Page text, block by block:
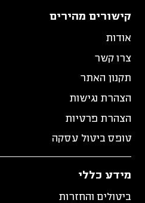
קישורים מהירים
אודות
צרו קשר
תקנון האתר
הצהרת נגישות
הצהרת פרטיות
טופס ביטול עסקה
מידע כללי
ביטולים והחזרות